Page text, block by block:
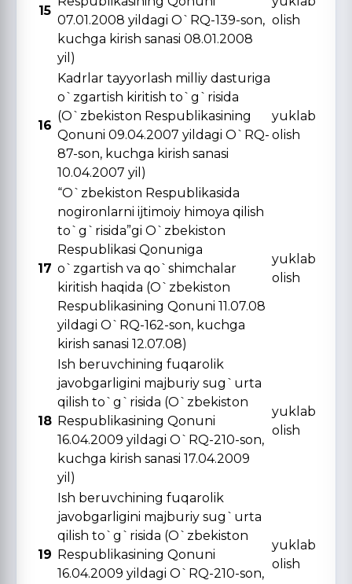
15
07.01.2008 yildagi O`RQ-139-son,
kuchga kirish sanasi 08.01.2008
yil)
olish
16
Kadrlar tayyorlash milliy dasturiga
o`zgartish kiritish to`g`risida
(O`zbekiston Respublikasining
Qonuni 09.04.2007 yildagi O`RQ-
87-son, kuchga kirish sanasi
10.04.2007 yil)
yuklab
olish
17
“O`zbekiston Respublikasida
nogironlarni ijtimoiy himoya qilish
to`g`risida”gi O`zbekiston
Respublikasi Qonuniga
o`zgartish va qo`shimchalar
kiritish haqida (O`zbekiston
Respublikasining Qonuni 11.07.08
yildagi O`RQ-162-son, kuchga
kirish sanasi 12.07.08)
yuklab
olish
18
Ish beruvchining fuqarolik
javobgarligini majburiy sug`urta
qilish to`g`risida (O`zbekiston
Respublikasining Qonuni
16.04.2009 yildagi O`RQ-210-son,
kuchga kirish sanasi 17.04.2009
yil)
yuklab
olish
19
Ish beruvchining fuqarolik
javobgarligini majburiy sug`urta
qilish to`g`risida (O`zbekiston
Respublikasining Qonuni
16.04.2009 yildagi O`RQ-210-son,
yuklab
olish